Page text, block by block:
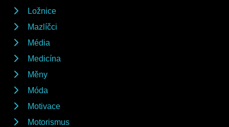
Ložnice
Mazlíčci
Média
Medicína
Měny
Móda
Motivace
Motorismus